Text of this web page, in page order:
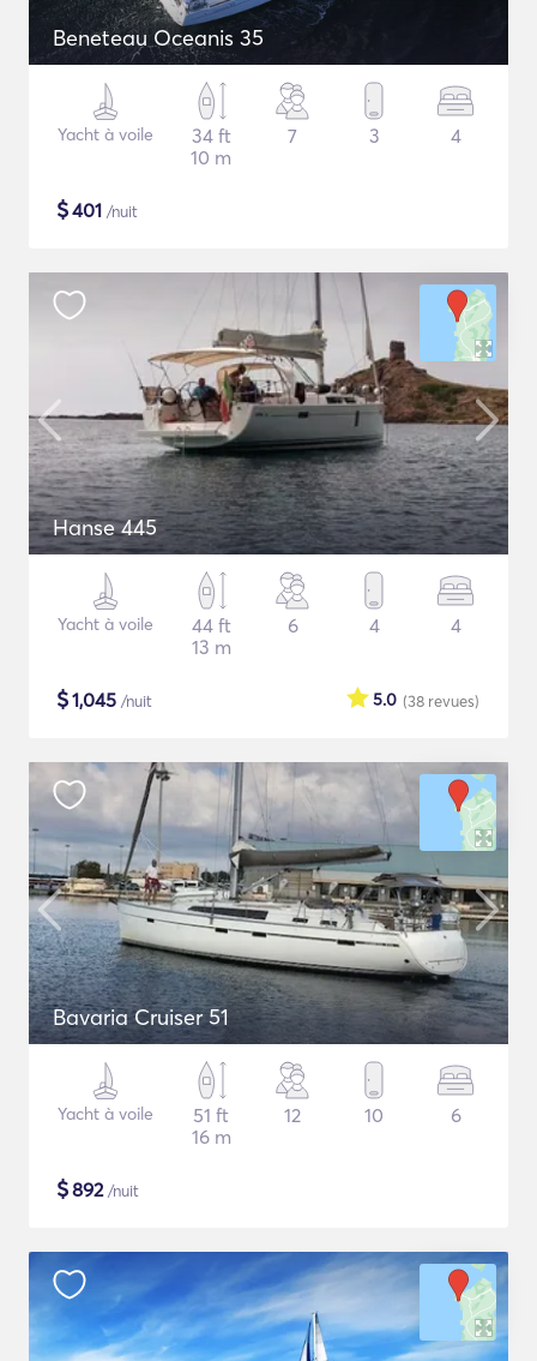
Beneteau Oceanis 35
Yacht à voile
34 ft
10 m
7 3 4
$401 /nuit
Hanse 445
Yacht à voile
44 ft
13 m
6 4 4
$1,045 /nuit (38 revues)
5.0
Bavaria Cruiser 51
Yacht à voile
51 ft
16 m
12 10 6
$892/nuit